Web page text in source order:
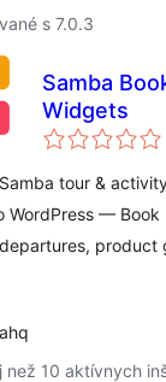
s 7.0.3
Samba
Widgets
tour &
WordPress — Book
product
než 10 aktívnych